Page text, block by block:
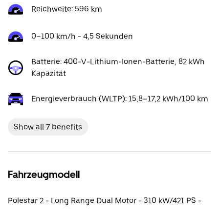
Reichweite: 596 km
0–100 km/h - 4,5 Sekunden
Batterie: 400-V-Lithium-Ionen-Batterie, 82 kWh
Kapazität
Energieverbrauch (WLTP): 15,8–17,2 kWh/100 km
Show all 7 benefits
Fahrzeugmodell
Polestar 2 - Long Range Dual Motor - 310 kW/421 PS -